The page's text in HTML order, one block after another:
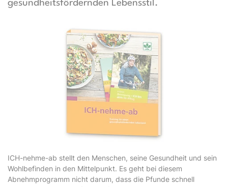
gesundheitsfördernden Lebensstil.
ICH-nehme-ab stellt den Menschen, seine Gesundheit und sein
Wohlbefinden in den Mittelpunkt. Es geht bei diesem
Abnehmprogramm nicht darum, dass die Pfunde schnell